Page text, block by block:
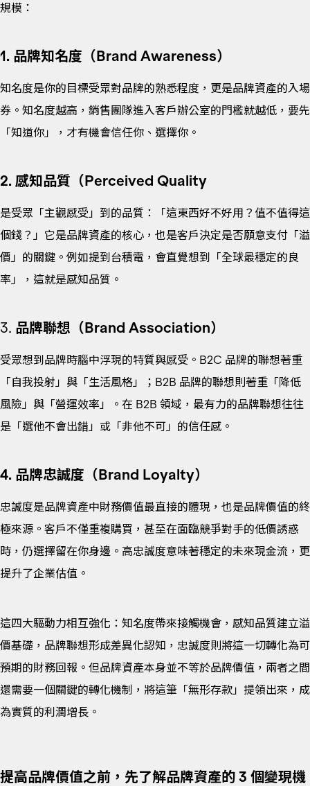
規模：
1. 品牌知名度（Brand Awareness）
知名度是你的目標受眾對品牌的熟悉程度，更是品牌資產的入場
券。知名度越高，銷售團隊進入客戶辦公室的門檻就越低，要先
「知道你」，才有機會信任你、選擇你。
2. 感知品質（Perceived Quality
是受眾「主觀感受」到的品質：「這東西好不好用？值不值得這
個錢？」它是品牌資產的核心，也是客戶決定是否願意支付「溢
價」的關鍵。例如提到台積電，會直覺想到「全球最穩定的良
率」，這就是感知品質。
3. 品牌聯想（Brand Association）
受眾想到品牌時腦中浮現的特質與感受。B2C 品牌的聯想著重
「自我投射」與「生活風格」；B2B 品牌的聯想則著重「降低
風險」與「營運效率」。在 B2B 領域，最有力的品牌聯想往往
是「選他不會出錯」或「非他不可」的信任感。
4. 品牌忠誠度（Brand Loyalty）
忠誠度是品牌資產中財務價值最直接的體現，也是品牌價值的終
極來源。客戶不僅重複購買，甚至在面臨競爭對手的低價誘惑
時，仍選擇留在你身邊。高忠誠度意味著穩定的未來現金流，更
提升了企業估值。
這四大驅動力相互強化：知名度帶來接觸機會，感知品質建立溢
價基礎，品牌聯想形成差異化認知，忠誠度則將這一切轉化為可
預期的財務回報。但品牌資產本身並不等於品牌價值，兩者之間
還需要一個關鍵的轉化機制，將這筆「無形存款」提領出來，成
為實質的利潤增長。
提高品牌價值之前，先了解品牌資產的 3 個變現機